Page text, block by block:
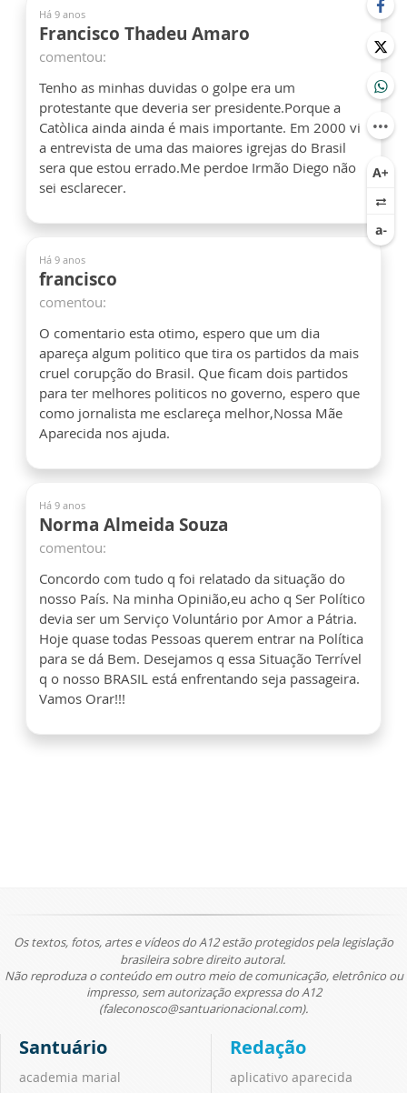
Há 9 anos
Francisco Thadeu Amaro
comentou:
Tenho as minhas duvidas o golpe era um
protestante que deveria ser presidente.Porque a
Catòlica ainda ainda é mais importante. Em 2000 vi
a entrevista de uma das maiores igrejas do Brasil
sera que estou errado.Me perdoe Irmão Diego não
sei esclarecer.
Há 9 anos
francisco
comentou:
O comentario esta otimo, espero que um dia
apareça algum politico que tira os partidos da mais
cruel corupção do Brasil. Que ficam dois partidos
para ter melhores politicos no governo, espero que
como jornalista me esclareça melhor,Nossa Mãe
Aparecida nos ajuda.
Há 9 anos
Norma Almeida Souza
comentou:
Concordo com tudo q foi relatado da situação do
nosso País. Na minha Opinião,eu acho q Ser Político
devia ser um Serviço Voluntário por Amor a Pátria.
Hoje quase todas Pessoas querem entrar na Política
para se dá Bem. Desejamos q essa Situação Terrível
q o nosso BRASIL está enfrentando seja passageira.
Vamos Orar!!!
Os textos, fotos, artes e vídeos do A12 estão protegidos pela legislação
brasileira sobre direito autoral.
Não reproduza o conteúdo em outro meio de comunicação, eletrônico ou
impresso, sem autorização expressa do A12
(faleconosco@santuarionacional.com).
Santuário
academia marial
Redação
aplicativo aparecida